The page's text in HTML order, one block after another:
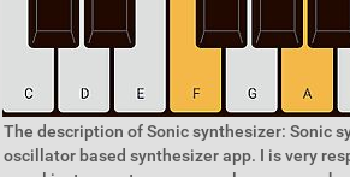
The description of Sonic synthesizer: Sonic
oscillator based synthesizer app. I is very